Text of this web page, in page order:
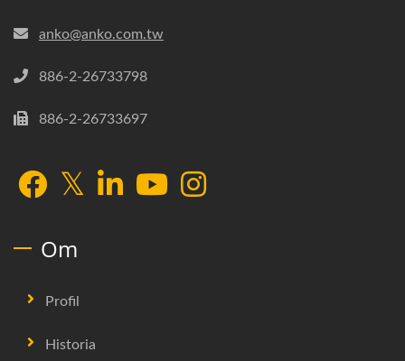
anko@anko.com.tw
886-2-26733798
886-2-26733697
Om
Profil
Historia